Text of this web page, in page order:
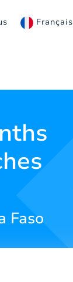
Français
Faso